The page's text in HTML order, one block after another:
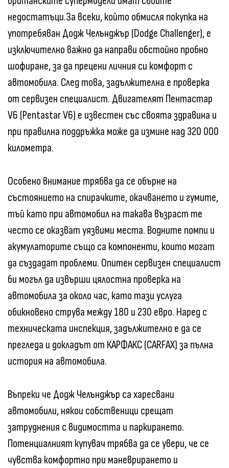
недостатъци.За всеки, който обмисля покупка на
употребяван Додж Челънджър (Dodge Challenger), е
изключително важно да направи обстойно пробно
шофиране, за да прецени личния си комфорт с
автомобила. След това, задължителна е проверка
от сервизен специалист. Двигателят Пентастар
V6 (Pentastar V6) е известен със своята здравина и
при правилна поддръжка може да измине над 320 000
километра.
Особено внимание трябва да се обърне на
състоянието на спирачките, окачването и гумите,
тъй като при автомобил на такава възраст те
често се оказват уязвими места. Водните помпи и
акумулаторите също са компоненти, които могат
да създадат проблеми. Опитен сервизен специалист
би могъл да извърши цялостна проверка на
автомобила за около час, като тази услуга
обикновено струва между 180 и 230 евро. Наред с
техническата инспекция, задължително е да се
прегледа и докладът от КАРФАКС (CARFAX) за пълна
история на автомобила.
Въпреки че Додж Челънджър са харесвани
автомобили, някои собственици срещат
затруднения с видимостта и паркирането.
Потенциалният купувач трябва да се увери, че се
чувства комфортно при маневрирането и